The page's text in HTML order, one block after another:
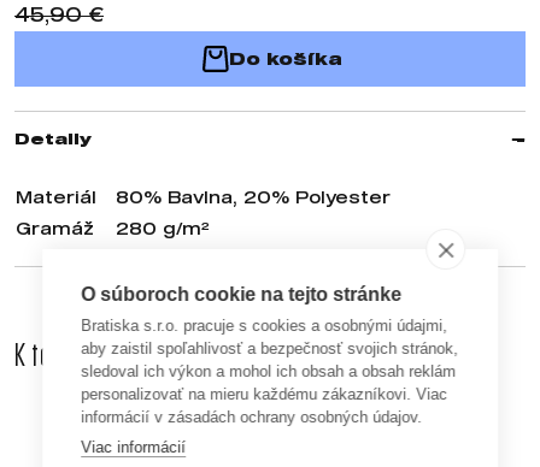
45,90 €
Do košíka
Detaily
Materiál
80% Bavlna, 20% Polyester
Gramáž
280 g/m²
K tomuto produktu odporúčame dokúpiť aj
O súboroch cookie na tejto stránke
Bratiska s.r.o. pracuje s cookies a osobnými údajmi,
aby zaistil spoľahlivosť a bezpečnosť svojich stránok,
sledoval ich výkon a mohol ich obsah a obsah reklám
personalizovať na mieru každému zákazníkovi. Viac
informácií v zásadách ochrany osobných údajov.
Viac informácií